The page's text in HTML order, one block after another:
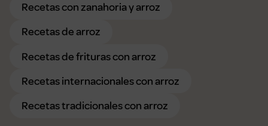
Recetas con zanahoria y arroz
Recetas de arroz
Recetas de frituras con arroz
Recetas internacionales con arroz
Recetas tradicionales con arroz